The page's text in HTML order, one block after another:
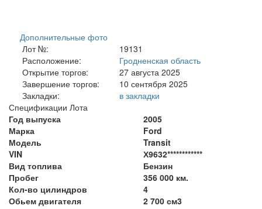
Дополнительные фото
Лот №:
19131
Расположение:
Гродненская область
Открытие торгов:
27 августа 2025
Завершение торгов:
10 сентября 2025
Закладки:
в закладки
Спецификации Лота
Год выпуска
2005
Марка
Ford
Модель
Transit
VIN
Х9632************
Вид топлива
Бензин
Пробег
356 000 км.
Кол-во цилиндров
4
Обьем двигателя
2 700 см3